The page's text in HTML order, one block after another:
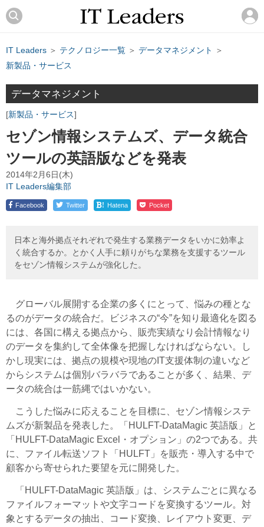
IT Leaders ＞ テクノロジー一覧 ＞ データマネジメント
＞
新製品・サービス
データマネジメント
新製品・サービス
セゾン情報システムズ、データ統合
ツールの英語版などを発表
2014年2月6日(木)
IT Leaders編集部
Facebook Twitter ! Hatena Pocket
日本と海外拠点それぞれで発生する業務データをいかに効率よ
く統合するか。とかく人手に頼りがちな業務を支援するツール
をセゾン情報システムが強化した。
グローバル展開する企業の多くにとって、悩みの種とな
るのがデータの統合だ。ビジネスの“今”を知り最適化を図る
には、各国に構える拠点から、販売実績なり会計情報なり
のデータを集約して全体像を把握しなければならない。し
かし現実には、拠点の規模や現地のIT支援体制の違いなど
からシステムは個別バラバラであることが多く、結果、デ
ータの統合は一筋縄ではいかない。
こうした悩みに応えることを目標に、セゾン情報システ
ムズが新製品を発表した。「HULFT-DataMagic 英語版」と
「HULFT-DataMagic Excel・オプション」の2つである。共
に、ファイル転送ソフト「HULFT」を販売・導入する中で
顧客から寄せられた要望を元に開発した。
「HULFT-DataMagic 英語版」は、システムごとに異なる
ファイルフォーマットや文字コードを変換するツール。対
象とするデータの抽出、コード変換、レイアウト変更、デ